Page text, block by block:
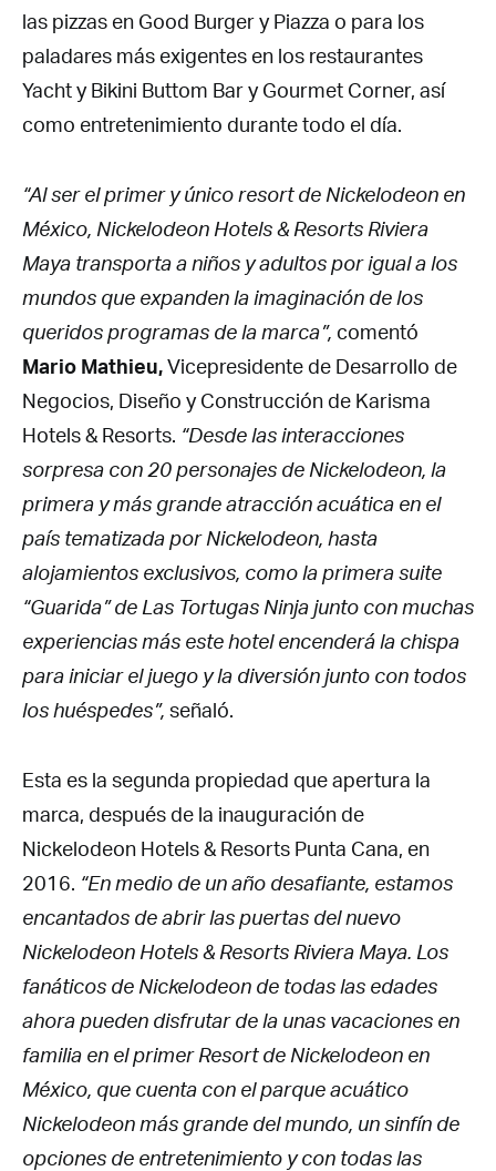
las pizzas en Good Burger y Piazza o para los
paladares más exigentes en los restaurantes
Yacht y Bikini Buttom Bar y Gourmet Corner, así
como entretenimiento durante todo el día.
“Al ser el primer y único resort de Nickelodeon en
México, Nickelodeon Hotels & Resorts Riviera
Maya transporta a niños y adultos por igual a los
mundos que expanden la imaginación de los
queridos programas de la marca”, comentó
Mario Mathieu,Vicepresidente de Desarrollo de
Negocios, Diseño y Construcción de Karisma
Hotels & Resorts. “Desde las interacciones
sorpresa con 20 personajes de Nickelodeon, la
primera y más grande atracción acuática en el
país tematizada por Nickelodeon, hasta
alojamientos exclusivos, como la primera suite
“Guarida” de Las Tortugas Ninja junto con muchas
experiencias más este hotel encenderá la chispa
para iniciar el juego y la diversión junto con todos
los huéspedes”, señaló.
Esta es la segunda propiedad que apertura la
marca, después de la inauguración de
Nickelodeon Hotels & Resorts Punta Cana, en
2016. “En medio de un año desafiante, estamos
encantados de abrir las puertas del nuevo
Nickelodeon Hotels & Resorts Riviera Maya. Los
fanáticos de Nickelodeon de todas las edades
ahora pueden disfrutar de la unas vacaciones en
familia en el primer Resort de Nickelodeon en
México, que cuenta con el parque acuático
Nickelodeon más grande del mundo, un sinfín de
opciones de entretenimiento y con todas las